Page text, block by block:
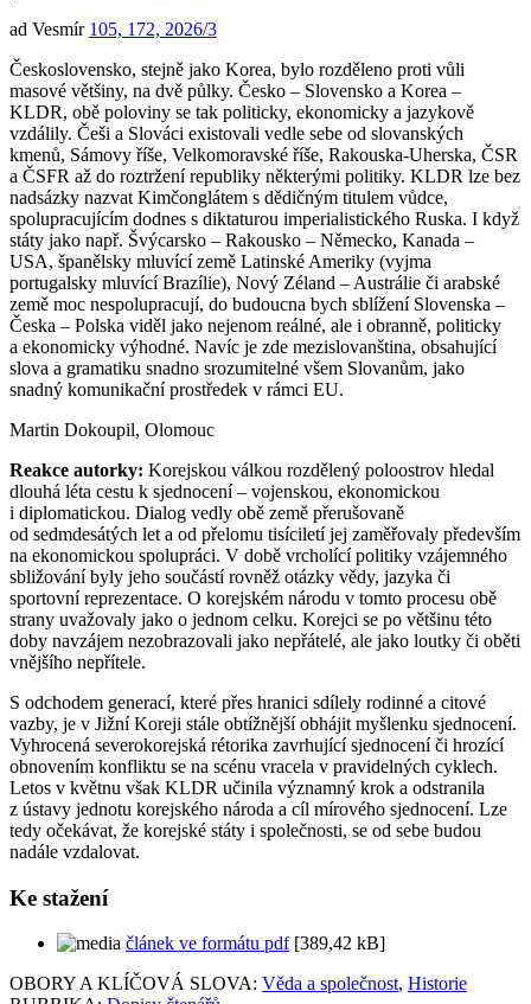
ad Vesmír 105, 172, 2026/3
Československo, stejně jako Korea, bylo rozděleno proti vůli
masové většiny, na dvě půlky. Česko – Slovensko a Korea –
KLDR, obě poloviny se tak politicky, ekonomicky a jazykově
vzdálily. Češi a Slováci existovali vedle sebe od slovanských
kmenů, Sámovy říše, Velkomoravské říše, Rakouska-Uherska, ČSR
a ČSFR až do roztržení republiky některými politiky. KLDR lze bez
nadsázky nazvat Kimčonglátem s dědičným titulem vůdce,
spolupracujícím dodnes s diktaturou imperialistického Ruska. I když
státy jako např. Švýcarsko – Rakousko – Německo, Kanada –
USA, španělsky mluvící země Latinské Ameriky (vyjma
portugalsky mluvící Brazílie), Nový Zéland – Austrálie či arabské
země moc nespolupracují, do budoucna bych sblížení Slovenska –
Česka – Polska viděl jako nejenom reálné, ale i obranně, politicky
a ekonomicky výhodné. Navíc je zde mezislovanština, obsahující
slova a gramatiku snadno srozumitelné všem Slovanům, jako
snadný komunikační prostředek v rámci EU.
Martin Dokoupil, Olomouc
Reakce autorky: Korejskou válkou rozdělený poloostrov hledal
dlouhá léta cestu k sjednocení – vojenskou, ekonomickou
i diplomatickou. Dialog vedly obě země přerušovaně
od sedmdesátých let a od přelomu tisíciletí jej zaměřovaly především
na ekonomickou spolupráci. V době vrcholící politiky vzájemného
sbližování byly jeho součástí rovněž otázky vědy, jazyka či
sportovní reprezentace. O korejském národu v tomto procesu obě
strany uvažovaly jako o jednom celku. Korejci se po většinu této
doby navzájem nezobrazovali jako nepřátelé, ale jako loutky či oběti
vnějšího nepřítele.
S odchodem generací, které přes hranici sdílely rodinné a citové
vazby, je v Jižní Koreji stále obtížnější obhájit myšlenku sjednocení.
Vyhrocená severokorejská rétorika zavrhující sjednocení či hrozící
obnovením konfliktu se na scénu vracela v pravidelných cyklech.
Letos v květnu však KLDR učinila významný krok a odstranila
z ústavy jednotu korejského národa a cíl mírového sjednocení. Lze
tedy očekávat, že korejské státy i společnosti, se od sebe budou
nadále vzdalovat.
Ke stažení
článek ve formátu pdf[389,42 kB]
OBORY A KLÍČOVÁ SLOVA: Věda a společnost, Historie